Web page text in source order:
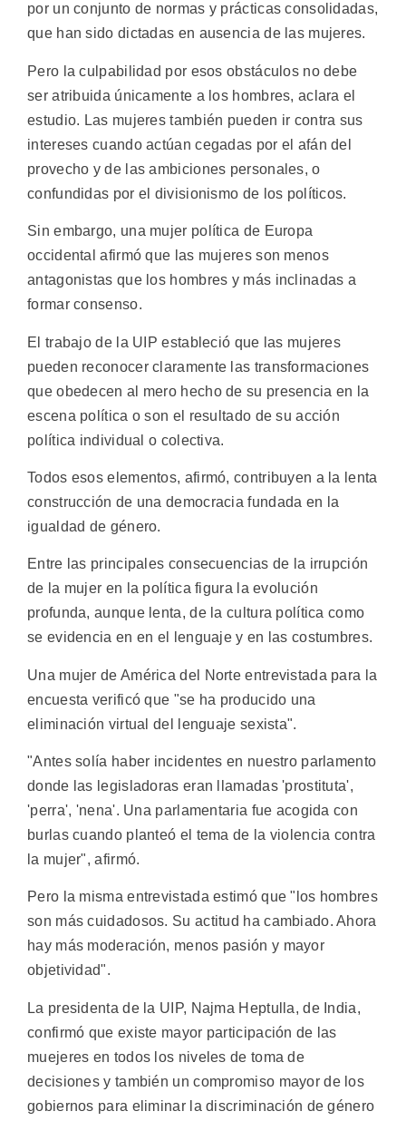
por un conjunto de normas y prácticas consolidadas,
que han sido dictadas en ausencia de las mujeres.
Pero la culpabilidad por esos obstáculos no debe
ser atribuida únicamente a los hombres, aclara el
estudio. Las mujeres también pueden ir contra sus
intereses cuando actúan cegadas por el afán del
provecho y de las ambiciones personales, o
confundidas por el divisionismo de los políticos.
Sin embargo, una mujer política de Europa
occidental afirmó que las mujeres son menos
antagonistas que los hombres y más inclinadas a
formar consenso.
El trabajo de la UIP estableció que las mujeres
pueden reconocer claramente las transformaciones
que obedecen al mero hecho de su presencia en la
escena política o son el resultado de su acción
política individual o colectiva.
Todos esos elementos, afirmó, contribuyen a la lenta
construcción de una democracia fundada en la
igualdad de género.
Entre las principales consecuencias de la irrupción
de la mujer en la política figura la evolución
profunda, aunque lenta, de la cultura política como
se evidencia en en el lenguaje y en las costumbres.
Una mujer de América del Norte entrevistada para la
encuesta verificó que "se ha producido una
eliminación virtual del lenguaje sexista".
"Antes solía haber incidentes en nuestro parlamento
donde las legisladoras eran llamadas 'prostituta',
'perra', 'nena'. Una parlamentaria fue acogida con
burlas cuando planteó el tema de la violencia contra
la mujer", afirmó.
Pero la misma entrevistada estimó que "los hombres
son más cuidadosos. Su actitud ha cambiado. Ahora
hay más moderación, menos pasión y mayor
objetividad".
La presidenta de la UIP, Najma Heptulla, de India,
confirmó que existe mayor participación de las
muejeres en todos los niveles de toma de
decisiones y también un compromiso mayor de los
gobiernos para eliminar la discriminación de género